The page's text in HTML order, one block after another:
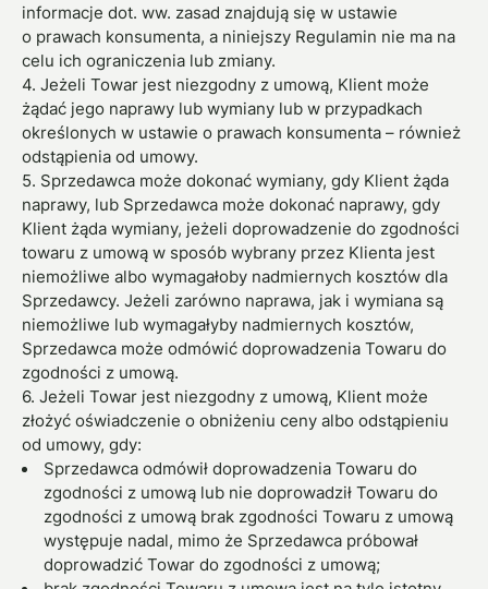
informacje dot. ww. zasad znajdują się w ustawie
o prawach konsumenta, a niniejszy Regulamin nie ma na
celu ich ograniczenia lub zmiany.
4. Jeżeli Towar jest niezgodny z umową, Klient może
żądać jego naprawy lub wymiany lub w przypadkach
określonych w ustawie o prawach konsumenta – również
odstąpienia od umowy.
5. Sprzedawca może dokonać wymiany, gdy Klient żąda
naprawy, lub Sprzedawca może dokonać naprawy, gdy
Klient żąda wymiany, jeżeli doprowadzenie do zgodności
towaru z umową w sposób wybrany przez Klienta jest
niemożliwe albo wymagałoby nadmiernych kosztów dla
Sprzedawcy. Jeżeli zarówno naprawa, jak i wymiana są
niemożliwe lub wymagałyby nadmiernych kosztów,
Sprzedawca może odmówić doprowadzenia Towaru do
zgodności z umową.
6. Jeżeli Towar jest niezgodny z umową, Klient może
złożyć oświadczenie o obniżeniu ceny albo odstąpieniu
od umowy, gdy:
Sprzedawca odmówił doprowadzenia Towaru do
zgodności z umową lub nie doprowadził Towaru do
zgodności z umową brak zgodności Towaru z umową
występuje nadal, mimo że Sprzedawca próbował
doprowadzić Towar do zgodności z umową;